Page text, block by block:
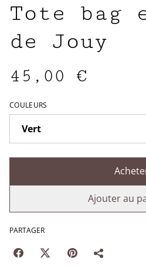
Tote bag
de Jouy
45,00 €
COULEURS
Ajouter au
PARTAGER